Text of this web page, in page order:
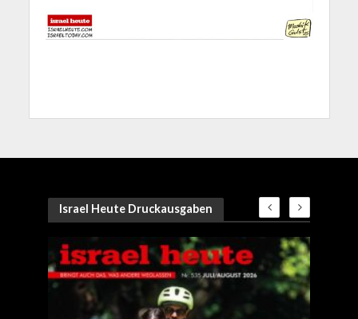
Israel Heute Druckausgaben